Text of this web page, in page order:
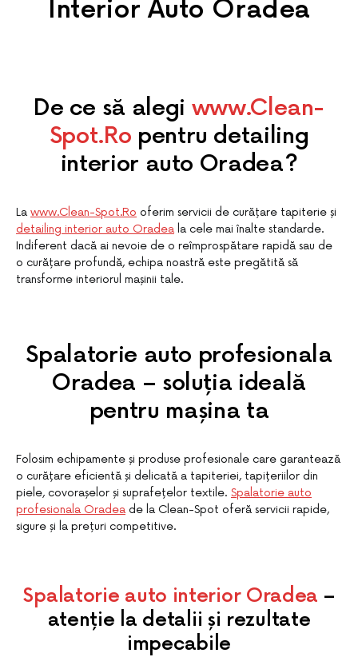
Interior Auto Oradea
De ce să alegi www.Clean-
Spot.Ro pentru detailing
interior auto Oradea?
La www.Clean-Spot.Ro oferim servicii de curățare tapiterie și
detailing interior auto Oradea la cele mai înalte standarde.
Indiferent dacă ai nevoie de o reîmprospătare rapidă sau de
o curățare profundă, echipa noastră este pregătită să
transforme interiorul mașinii tale.
Spalatorie auto profesionala
Oradea – soluția ideală
pentru mașina ta
Folosim echipamente și produse profesionale care garantează
o curățare eficientă și delicată a tapiteriei, tapițeriilor din
piele, covorașelor și suprafețelor textile. Spalatorie auto
profesionala Oradea de la Clean-Spot oferă servicii rapide,
sigure și la prețuri competitive.
Spalatorie auto interior Oradea –
atenție la detalii și rezultate
impecabile